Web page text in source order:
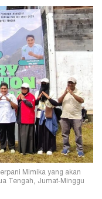
Mimika yang akan
Tengah, Jumat-Minggu